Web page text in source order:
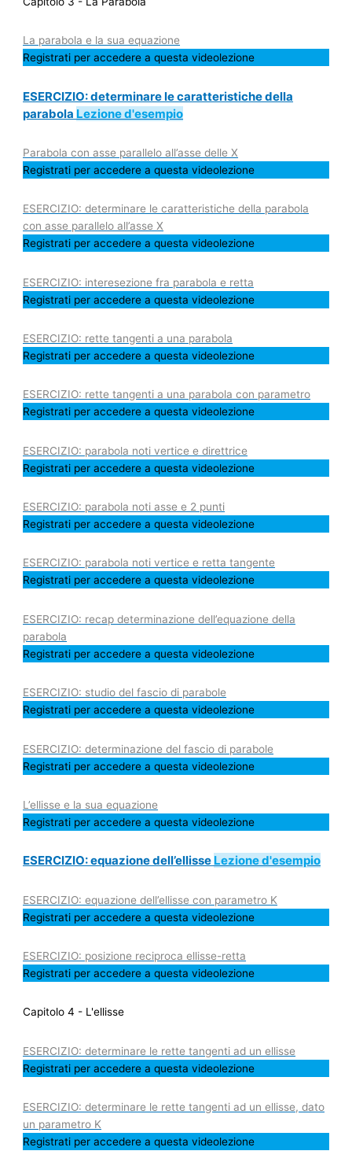
La parabola e la sua equazione
Registrati per accedere a questa videolezione
ESERCIZIO: determinare le caratteristiche della
parabola Lezione d'esempio
Parabola con asse parallelo all’asse delle X
Registrati per accedere a questa videolezione
ESERCIZIO: determinare le caratteristiche della parabola
con asse parallelo all’asse X
Registrati per accedere a questa videolezione
ESERCIZIO: interesezione fra parabola e retta
Registrati per accedere a questa videolezione
ESERCIZIO: rette tangenti a una parabola
Registrati per accedere a questa videolezione
ESERCIZIO: rette tangenti a una parabola con parametro
Registrati per accedere a questa videolezione
ESERCIZIO: parabola noti vertice e direttrice
Registrati per accedere a questa videolezione
ESERCIZIO: parabola noti asse e 2 punti
Registrati per accedere a questa videolezione
ESERCIZIO: parabola noti vertice e retta tangente
Registrati per accedere a questa videolezione
ESERCIZIO: recap determinazione dell’equazione della
parabola
Registrati per accedere a questa videolezione
ESERCIZIO: studio del fascio di parabole
Registrati per accedere a questa videolezione
ESERCIZIO: determinazione del fascio di parabole
Registrati per accedere a questa videolezione
L’ellisse e la sua equazione
Registrati per accedere a questa videolezione
ESERCIZIO: equazione dell’ellisse Lezione d'esempio
ESERCIZIO: equazione dell’ellisse con parametro K
Registrati per accedere a questa videolezione
ESERCIZIO: posizione reciproca ellisse-retta
Registrati per accedere a questa videolezione
Capitolo 4 - L'ellisse
ESERCIZIO: determinare le rette tangenti ad un ellisse
Registrati per accedere a questa videolezione
ESERCIZIO: determinare le rette tangenti ad un ellisse, dato
un parametro K
Registrati per accedere a questa videolezione